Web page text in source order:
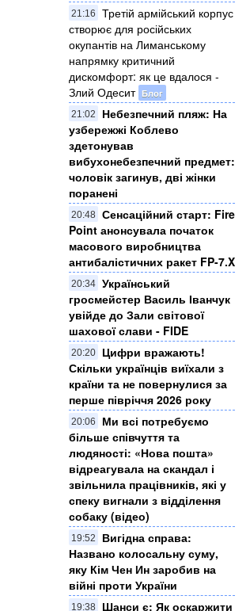
21:16
Третій армійський корпус
створює для російських
окупантів на Лиманському
напрямку критичний
дискомфорт: як це вдалося -
Злий Одесит Блог
21:02
Небезпечний пляж: На
узбережжі Коблево
здетонував
вибухонебезпечний предмет:
чоловік загинув, дві жінки
поранені
20:48 Сенсаційний старт: Fire
Point анонсувала початок
масового виробництва
антибалістичних ракет FP-7.X
20:34 Український
гросмейстер Василь Іванчук
увійде до Зали світової
шахової слави - FIDE
20:20
Цифри вражають!
Скільки українців виїхали з
країни та не повернулися за
перше півріччя 2026 року
20:06
Ми всі потребуємо
більше співчуття та
людяності: «Нова пошта»
відреагувала на скандал і
звільнила працівників, які у
спеку вигнали з відділення
собаку (відео)
19:52
Вигідна справа:
Названо колосальну суму,
яку Кім Чен Ин заробив на
війні проти України
19:38
Шанси є: Як оскаржити